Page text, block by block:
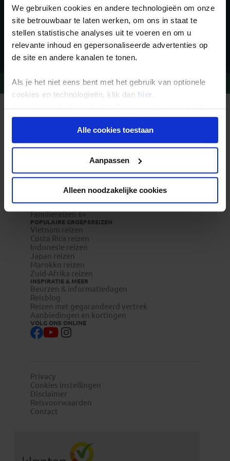
We gebruiken cookies en andere technologieën om onze
site betrouwbaar te laten werken, om ons in staat te
stellen statistische analyses uit te voeren en om u
relevante inhoud en gepersonaliseerde advertenties op
de site en andere kanalen te tonen.
Als je het niet eens bent met het gebruik van optionele
cookies en technologieën, klik dan hier .
Je kunt je selectie in de instellingen aanpassen of deze
onder aan de pagina op elk gewenst moment voor de
toekomst wijzigen.Alle cookies toestaan
Aanpassen
Alleen noodzakelijke cookies
Inschrijven
Vragen?Bel 09-234 13 11
Waarom Koning Aap?
Bestemmingen
Vacatures
Reisdocumenten aanvragen
Reisverzekeringen
REISTYPES
Groepsreizen
Festivalreizen
Familiereizen 6+
POPULAIRE GROEPSREIZEN
Vietnam reizen
Costa Rica reizen
Indonesie reizen
Japan reizen
Marokko reizen
Zuid-Afrika reizen
INSPIRATIE & MEER
Beurzen & informatiedagen
Reisblog
Reizen met gegarandeerd vertrek
Aanbiedingen en kortingen
VOLG ONS ONLINE
Privacy
Cookies instellingen
Disclaimer
Reisvoorwaarden
Contact